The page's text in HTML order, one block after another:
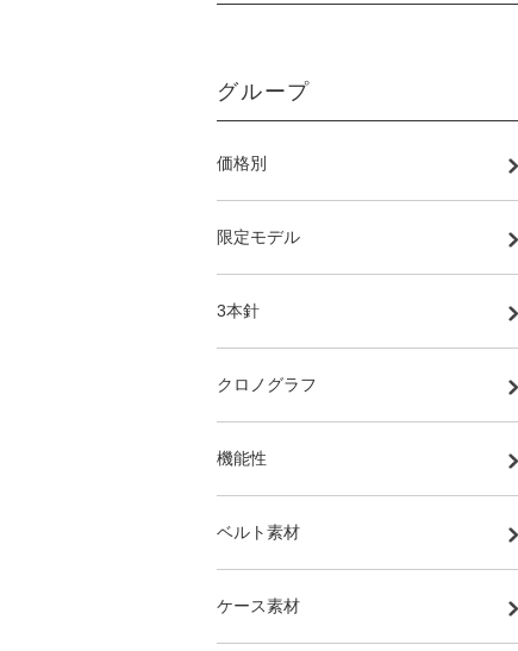
グループ
価格別
限定モデル
3本針
クロノグラフ
機能性
ベルト素材
ケース素材